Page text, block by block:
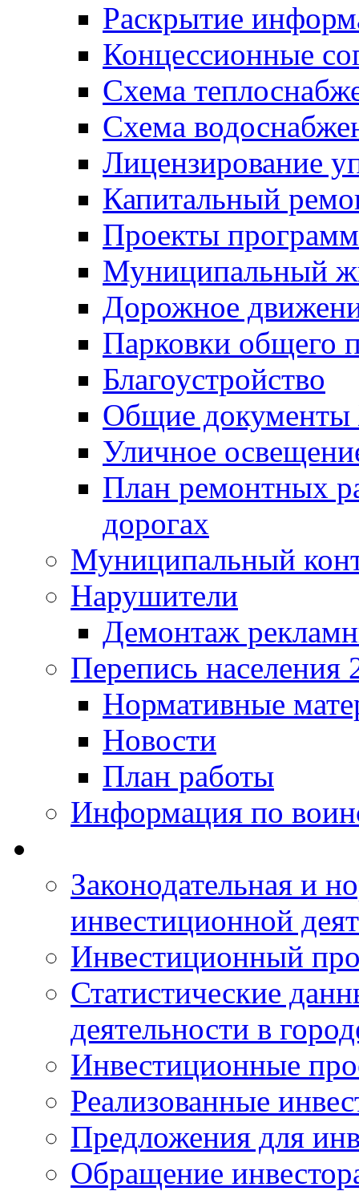
Раскрытие
Концессионные
Схема
Схема
Лицензирование
Капитальный
Проекты программ
Муниципальный
Дорожное
Парковки общего
Благоустройство
Общие
Уличное
План ремонтных
дорогах
Муниципальный
Нарушители
Демонтаж
Перепись населения
Нормативные
Новости
План работы
Информация по
Законодательная и
инвестиционной
Инвестиционный
Статистические
деятельности в
Инвестиционные
Реализованные
Предложения для
Обращение